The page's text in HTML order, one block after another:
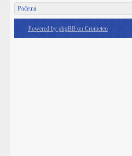
Početna
Powered by phpBB on Crometeo